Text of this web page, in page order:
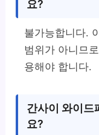
요?
불가능합니다.
범위가 아니므
용해야 합니다.
간사이 와이드
요?